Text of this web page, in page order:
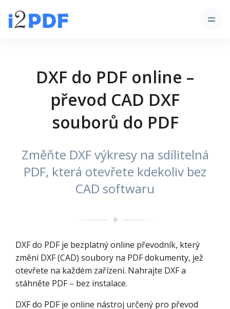
DXF do PDF online –
převod CAD DXF
souborů do PDF
Změňte DXF výkresy na sdílitelná
PDF, která otevřete kdekoliv bez
CAD softwaru
✧
DXF do PDF je bezplatný online převodník, který
změní DXF (CAD) soubory na PDF dokumenty, jež
otevřete na každém zařízení. Nahrajte DXF a
stáhněte PDF – bez instalace.
DXF do PDF je online nástroj určený pro převod